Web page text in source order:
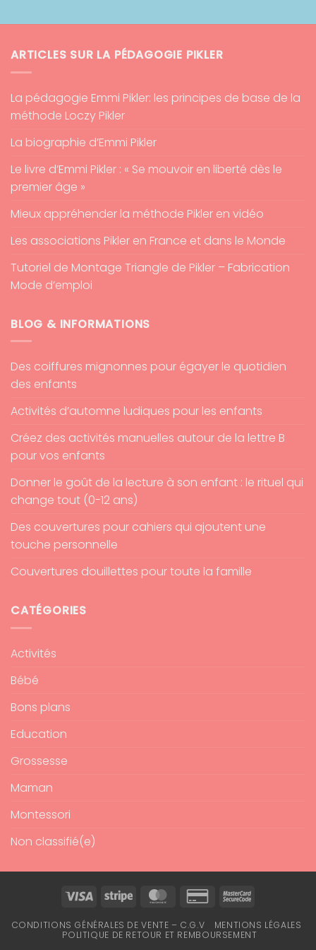
ARTICLES SUR LA PÉDAGOGIE PIKLER
La pédagogie Emmi Pikler: les principes de base de la
méthode Loczy Pikler
La biographie d’Emmi Pikler
Le livre d’Emmi Pikler : « Se mouvoir en liberté dès le
premier âge »
Mieux appréhender la méthode Pikler en vidéo
Les associations Pikler en France et dans le Monde
Tutoriel de Montage Triangle de Pikler – Fabrication
Mode d’emploi
BLOG & INFORMATIONS
Des coiffures mignonnes pour égayer le quotidien
des enfants
Activités d’automne ludiques pour les enfants
Créez des activités manuelles autour de la lettre B
pour vos enfants
Donner le goût de la lecture à son enfant : le rituel qui
change tout (0-12 ans)
Des couvertures pour cahiers qui ajoutent une
touche personnelle
Couvertures douillettes pour toute la famille
CATÉGORIES
Activités
Bébé
Bons plans
Education
Grossesse
Maman
Montessori
Non classifié(e)
Visa Stripe MasterCard
Credit
2
MasterCard
CONDITIONS GÉNÉRALES DE VENTE – C.G.V
MENTIONS LÉGALES
POLITIQUE DE RETOUR ET REMBOURSEMENT